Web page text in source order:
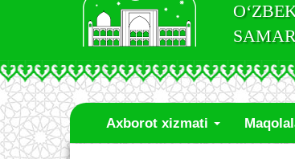
Axborot xizmati